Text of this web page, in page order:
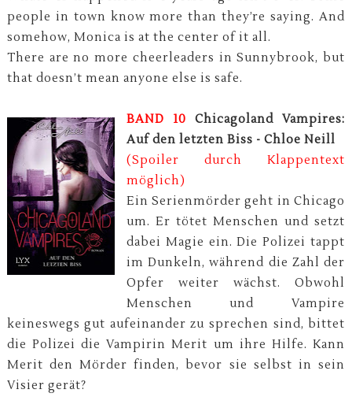
people in town know more than they’re saying. And
somehow, Monica is at the center of it all.
There are no more cheerleaders in Sunnybrook, but
that doesn’t mean anyone else is safe.
BAND 10Chicagoland Vampires:
Auf den letzten Biss - Chloe Neill
(Spoiler durch Klappentext
möglich)
Ein Serienmörder geht in Chicago
um. Er tötet Menschen und setzt
dabei Magie ein. Die Polizei tappt
im Dunkeln, während die Zahl der
Opfer weiter wächst. Obwohl
Menschen und Vampire
keineswegs gut aufeinander zu sprechen sind, bittet
die Polizei die Vampirin Merit um ihre Hilfe. Kann
Merit den Mörder finden, bevor sie selbst in sein
Visier gerät?